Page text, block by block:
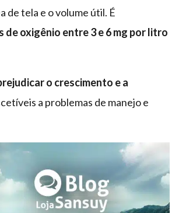
de tela e o volume útil. É
de oxigênio entre 3 e 6 mg por litro
o crescimento e a
a problemas de manejo e